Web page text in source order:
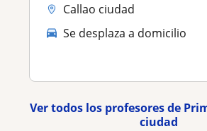
Callao ciudad
Se desplaza a domicilio
Ver todos los profesores de
ciudad